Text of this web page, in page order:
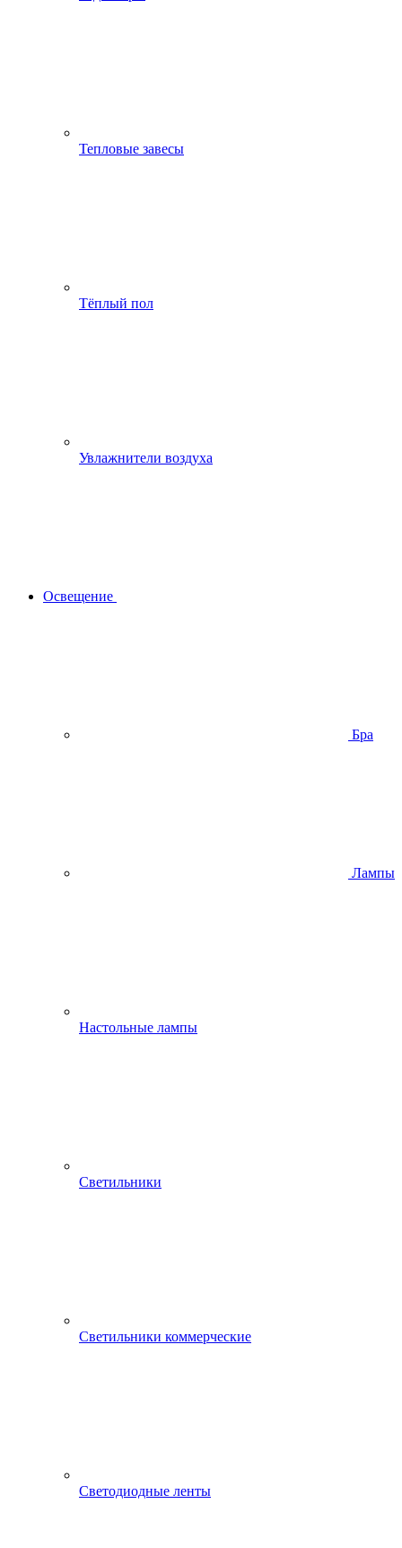
Тепловые завесы
Тёплый пол
Увлажнители воздуха
Освещение
Бра
Лампы
Настольные лампы
Светильники
Светильники коммерческие
Светодиодные ленты